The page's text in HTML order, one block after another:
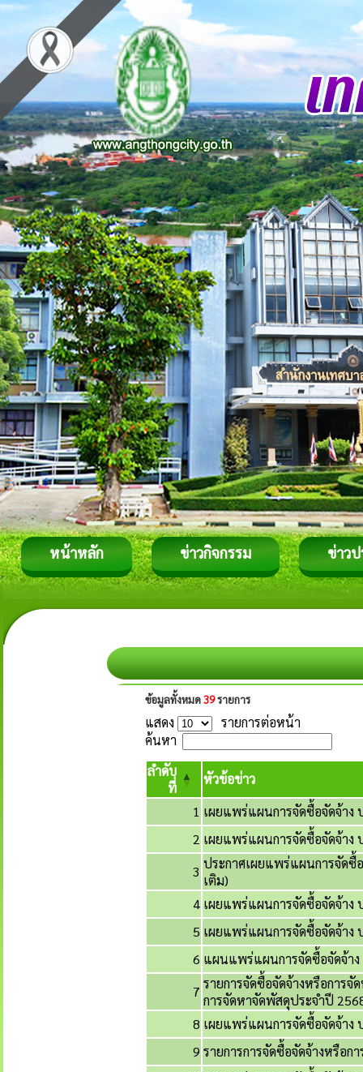
หน้าหลัก ข่าวกิจกรรม ข่าว
ข้อมูลทั้งหมด39รายการ
แสดง
รายการต่อหน้า
ค้นหา
ลำดับ
ที่
หัวข้อข่าว
1 เผยแพร่แผนการจัดซื้อจัดจ้า
2 เผยแพร่แผนการจัดซื้อจัดจ้า
3 ประกาศเผยแพร่แผนการจัด
เติม)
4 เผยแพร่แผนการจัดซื้อจัดจ้า
5 เผยแพร่แผนการจัดซื้อจัดจ้า
6 แผนแพร่แผนการจัดซื้อจัดจ้า
7 รายการจัดซื้อจัดจ้างหรือการ
การจัดหาจัดพัสดุประจำปี
8 เผยแพร่แผนการจัดซื้อจัดจ้า
9 รายการการจัดซื้อจัดจ้างหรือก